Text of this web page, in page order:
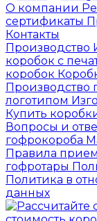
О компании
сертификаты
Контакты
Производство
коробок с
коробок
Производство
логотипом
Купить
Вопросы и
гофрокороба
Правила
гофротары
Политика в
данных